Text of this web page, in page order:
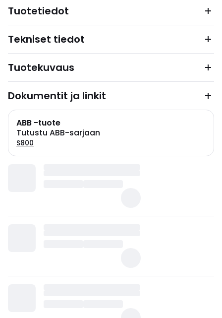
Tuotetiedot
Tekniset tiedot
Tuotekuvaus
Dokumentit ja linkit
ABB -tuote
Tutustu ABB-sarjaan
S800